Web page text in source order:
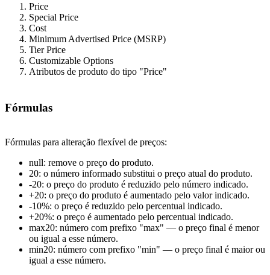
Price
Special Price
Cost
Minimum Advertised Price (MSRP)
Tier Price
Customizable Options
Atributos de produto do tipo "Price"
Fórmulas
Fórmulas para alteração flexível de preços:
null: remove o preço do produto.
20: o número informado substitui o preço atual do produto.
-20: o preço do produto é reduzido pelo número indicado.
+20: o preço do produto é aumentado pelo valor indicado.
-10%: o preço é reduzido pelo percentual indicado.
+20%: o preço é aumentado pelo percentual indicado.
max20: número com prefixo "max" — o preço final é menor
ou igual a esse número.
min20: número com prefixo "min" — o preço final é maior ou
igual a esse número.